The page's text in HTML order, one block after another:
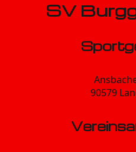
SV
90579